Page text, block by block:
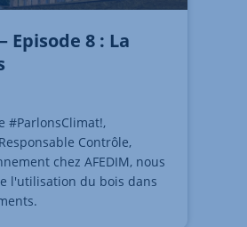
Episode 8 : La
#ParlonsClimat!,
Contrôle,
chez AFEDIM, nous
l'utilisation du bois dans